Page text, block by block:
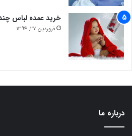
خرید عمده لباس
فروردین 27, 1394
درباره ما